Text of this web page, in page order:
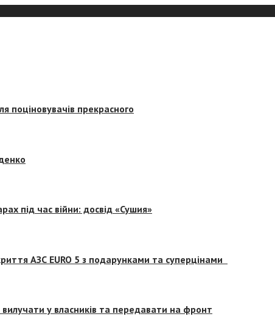
поціновувачів прекрасного
під час війни: досвід «Сушия»
АЗС EURO 5 з подарунками та суперцінами
у власників та передавати на фронт